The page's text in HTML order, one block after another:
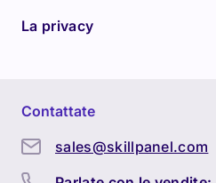
La privacy
Contattate
sales@skillpanel.com